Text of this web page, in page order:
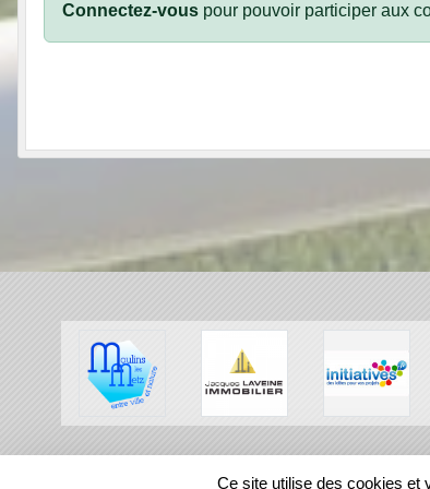
Connectez-vous pour pouvoir participer aux
REGIONS
Ce site utilise des cookies et